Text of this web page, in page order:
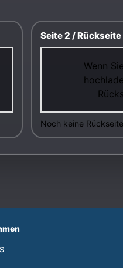
Seite 2 / Rückseite
Wenn
Noch keine